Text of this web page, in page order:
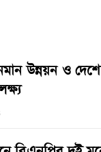
উন্নয়ন ও